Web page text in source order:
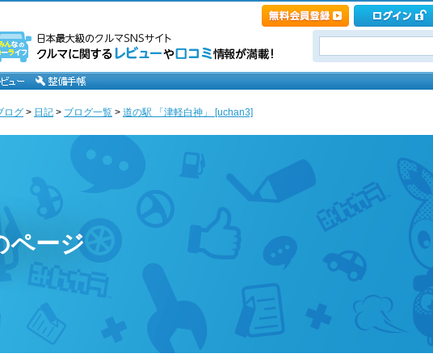
ログ > 日記 > ブログ一覧 > 道の駅 「津軽白神」 [uchan3]
ページ